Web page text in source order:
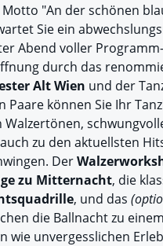
"An der schönen
Sie ein
Abend voller
durch das
Alt Wien und der
Paare können Sie Ihr
Walzertönen,
zu den aktuellsten
Der
zu Mitternacht, die
, und das
die Ballnacht zu
wie unvergesslichen